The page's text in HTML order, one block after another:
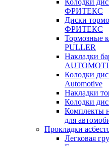
ФРИТЕКС
Диски
ФРИТЕКС
Тормозные
PULLER
Накладки
Колодки
Automotive
Накладки
Колодки
Комплекты
для
Прокладки
Легковая